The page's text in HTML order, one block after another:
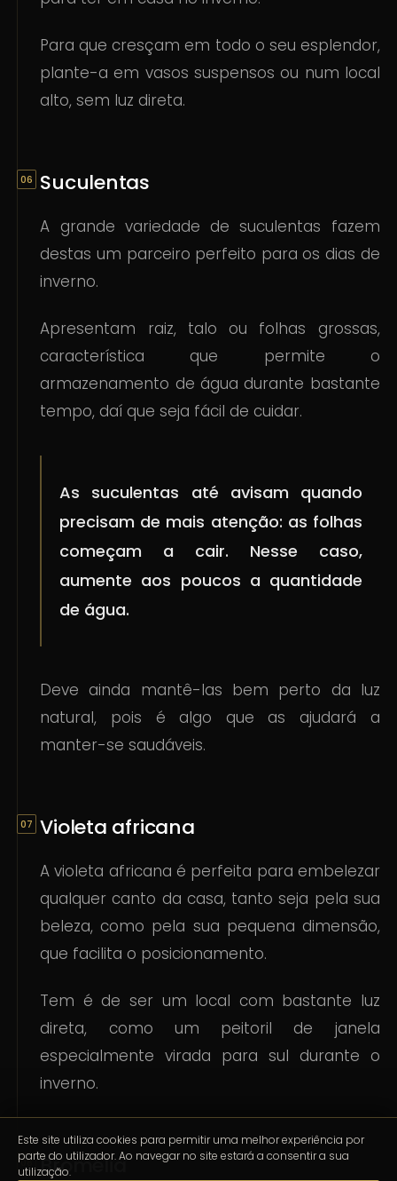
Para que cresçam em todo o seu esplendor,
plante-a em vasos suspensos ou num local
alto, sem luz direta.
Suculentas
A grande variedade de suculentas fazem
destas um parceiro perfeito para os dias de
inverno.
Apresentam raiz, talo ou folhas grossas,
característica que permite o
armazenamento de água durante bastante
tempo, daí que seja fácil de cuidar.
As suculentas até avisam quando
precisam de mais atenção: as folhas
começam a cair. Nesse caso,
aumente aos poucos a quantidade
de água.
Deve ainda mantê-las bem perto da luz
natural, pois é algo que as ajudará a
manter-se saudáveis.
Violeta africana
A violeta africana é perfeita para embelezar
qualquer canto da casa, tanto seja pela sua
beleza, como pela sua pequena dimensão,
que facilita o posicionamento.
Tem é de ser um local com bastante luz
direta, como um peitoril de janela
especialmente virada para sul durante o
inverno.
Bromélia
Este site utiliza cookies para permitir uma melhor experiência por
parte do utilizador. Ao navegar no site estará a consentir a sua
utilização.